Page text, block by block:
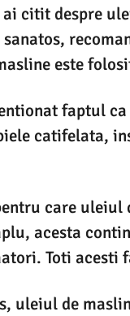
citit despre
este
faptul
catifelata,
care uleiul
acesta
Toti acesti
uleiul de